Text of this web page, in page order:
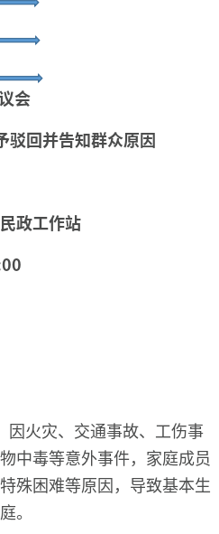
会
驳回并告知群众原因
政工作站
因火灾、交通事故、工伤事
中毒等意外事件，家庭成员
殊困难等原因，导致基本生
。